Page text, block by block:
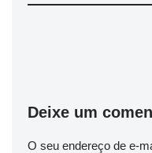
Deixe um
O seu endereço de e-